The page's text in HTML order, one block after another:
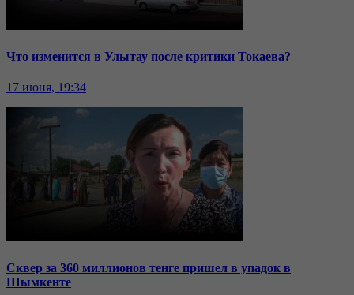
Что изменится в Улытау после критики Токаева?
17 июня, 19:34
Сквер за 360 миллионов тенге пришел в упадок в
Шымкенте